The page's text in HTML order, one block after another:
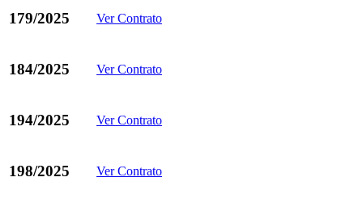
179/2025 Ver Contrato
184/2025 Ver Contrato
194/2025 Ver Contrato
198/2025 Ver Contrato